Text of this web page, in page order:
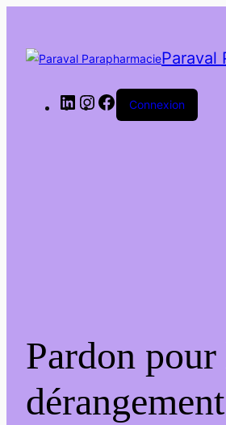
Paraval
LinkedInInstagram
Facebook
Connexion
Pardon pour